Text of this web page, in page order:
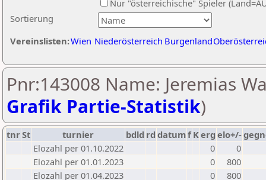
Sortierung
Nur "österreichische" Spieler
Vereinslisten:Wien Niederösterreich Burgenland
Pnr:143008 Name: Jeremias
Grafik Partie-Statistik)
tnrSt turnier bdld rd datumf Kerg elo+/-
Elozahl per 01.10.2022
0
0
Elozahl per 01.01.2023
0
800
Elozahl per 01.04.2023
0
800